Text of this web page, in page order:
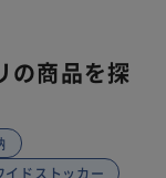
の商品を探
イドストッカー